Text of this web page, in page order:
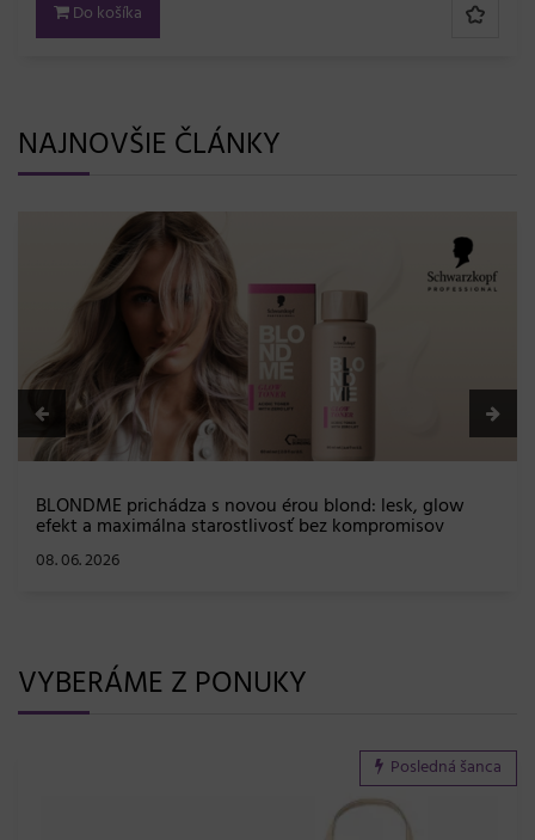
NAJNOVŠIE ČLÁNKY
K18 TripleBright Purple Shampoo: Penový fialový
šampón novej generácie pre dokonale čistú blond
03. 06. 2026
VYBERÁME Z PONUKY
Posledná šanca